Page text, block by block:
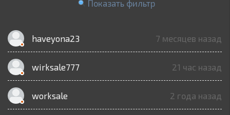
Показать фильтр
haveyona23 7 месяцев назад
wirksale777 21 час назад
worksale 2 года назад